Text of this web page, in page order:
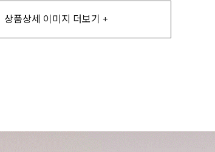
상품상세 이미지 더보기 +